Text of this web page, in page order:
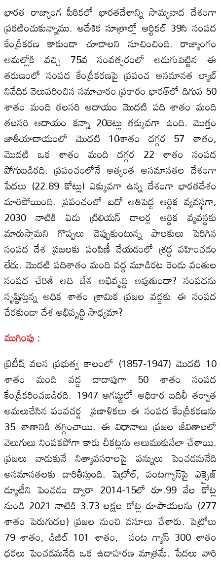
భారత రాజ్యాంగ పీఠికలో భారతదేశాన్ని సామ్యవాద దేశంగా
ప్రకటించుకున్నాము. ఆదేశిక సూత్రాల్లో ఆర్టికల్‌ 39సి సంపద
కేంద్రీకరణ కాకుండా చూడాలని సూచించింది. రాజ్యాంగం
అమల్లోకి వచ్చి 75వ సంవత్సరంలో అడుగుపెట్టిన ఈ
తరుణంలో సంపద కేంద్రీకరణపై ప్రపంచ అసమానత ల్యాబ్‌
నివేదిక వెలువరించిన సమాచారం ప్రకారం భారత్‌లో దిగువ 50
శాతం మంది తలసరి ఆదాయం మొదటి పది శాతం మంది
తలసరి ఆదాయం కన్నా 20రెట్లు తక్కువగా ఉంది. మొత్తం
జాతీయాదాయంలో మొదటి 10శాతం దగ్గర 57 శాతం,
మొదటి ఒక శాతం మంది దగ్గర 22 శాతం సంపద
పోగుబడిరది. ప్రపంచంలోనే అత్యంత అసమానతల దేశంగా
పేదలు (22.89 కోట్లు) ఎక్కువగా ఉన్న దేశంగా భారతదేశం
మారిపోయింది. ప్రపంచంలో ఐదో అతిపెద్ద ఆర్థిక వ్యవస్థగా,
2030 నాటికి ఏడు ట్రిలియన్‌ డాలర్ల ఆర్థిక వ్యవస్థకు
మారుస్తామని గొప్పలు చెప్పుకుంటున్న పాలకులు పెరిగిన
సంపద దేశ ప్రజలకు పంపిణీ చేయడంలో శ్రద్ధ వహించడం
లేదు. మొదటి పదిశాతం మంది వద్ద మూడిరట రెండు వంతుల
సంపద చేరితే అది దేశ అభివృద్ధి అవుతుందా? సంపదను
సృష్టిస్తున్న అధిక శాతం శ్రామిక ప్రజల వద్దకు ఈ సంపద
చేరకుండా దేశ అభివృద్ధి సాధ్యమా?
ముగింపు :
బ్రిటీష్‌ వలస ప్రభుత్వ కాలంలో (1857-1947) మొదటి 10
శాతం మంది వద్ద దాదాపుగా 50 శాతం సంపద
కేంద్రీకరించబడిరది. 1947 ఆగష్టులో అధికార బదిలీ తర్వాత
అమలుచేసిన పంవచర్ష ప్రణాళికలు ఈ సంపద కేంద్రీకరణను
35 శాతానికి తగ్గించాయి. ఈ విధానాలు ప్రజల జీవితాలలో
వెలుగులు నింపకపోగా కారు చీకట్లను అలుముకునేలా చేశాయి.
ప్రజలు వాడుకునే నిత్యావసరాలపై పన్నులు పెంచడమనేది
అసమానతలకు దారితీస్తుంది. పెట్రోల్‌, వంటగ్యాస్‌పై ఎక్సైజ్‌
డ్యూటీని పెంచడం ద్వారా 2014-15లో రూ.99 వేల కోట్ల
నుండి 2021 నాటికి 3.73 లక్షల కోట్ల రూపాయలను (277
శాతం పెరుగుదల) ప్రజల నుంచి వసూలు చేశారు. పెట్రోలు
79 శాతం, డిజిల్‌ 101 శాతం, వంట గ్యాస్‌ 300 శాతం
ధరలు పెంచడమనేది ఒక ఉదాహరణ మాత్రమే. పేదలు వారి